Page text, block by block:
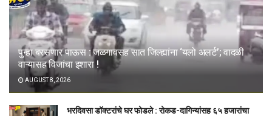
पुन्हा बरसणार पाऊस : जळगावसह सात जिल्ह्यांना ‘यलो अलर्ट’; वादळी
वाऱ्यासह विजांचा इशारा !
AUGUST 8, 2026
भरदिवसा डॉक्टरांचे घर फोडले : रोकड-दागिन्यांसह ६५ हजारांचा